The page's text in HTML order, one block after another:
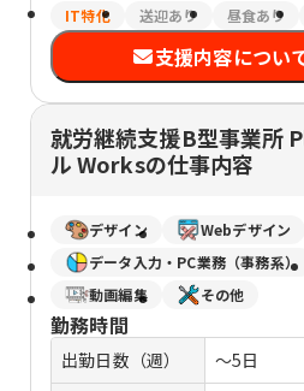
IT特化
送迎あり 昼食あり
支援内容につい
就労継続支援B型事業所
ル Worksの仕事内容
デザイン
Webデザイン
データ入力・PC業務（事務系）
動画編集
その他
勤務時間
出勤日数（週）
～5日